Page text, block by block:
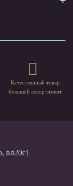
Качественный товар
большой ассортимент
вл20с1